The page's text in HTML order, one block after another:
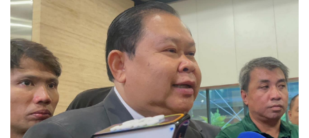
สินค้าการเกษตรผิดกฎหมาย กระทรวงเกษตรเดินหน้าเร่งแก้
ปัญหาอย่างจริงจัง